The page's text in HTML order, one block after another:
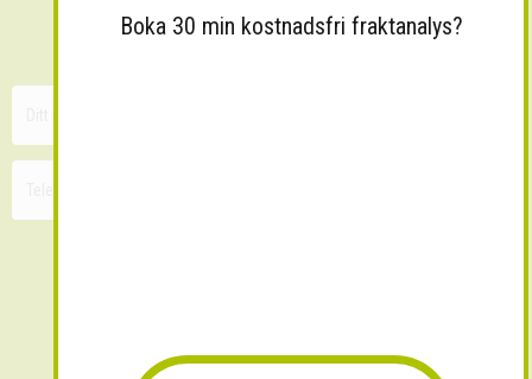
30 minuters kostnadsfri konsultation
Boka 30 min kostnadsfri fraktanalys?